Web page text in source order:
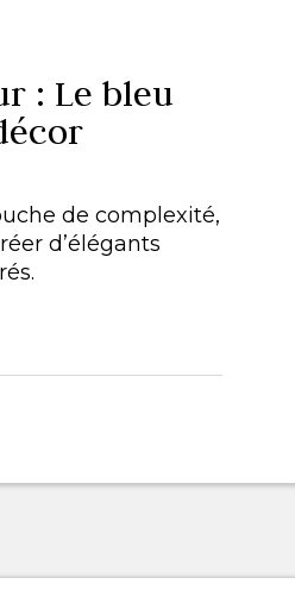
: Le bleu
de complexité,
d’élégants